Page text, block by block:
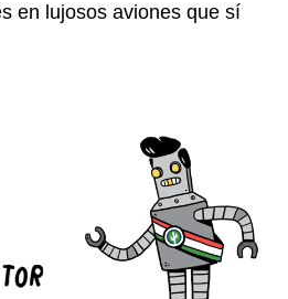
en lujosos aviones que sí